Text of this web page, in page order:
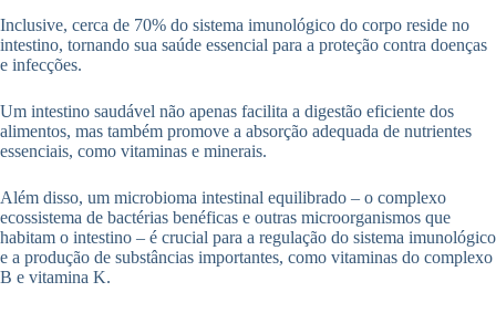
Inclusive, cerca de 70% do sistema imunológico do corpo reside no
intestino, tornando sua saúde essencial para a proteção contra doenças
e infecções.
Um intestino saudável não apenas facilita a digestão eficiente dos
alimentos, mas também promove a absorção adequada de nutrientes
essenciais, como vitaminas e minerais.
Além disso, um microbioma intestinal equilibrado – o complexo
ecossistema de bactérias benéficas e outras microorganismos que
habitam o intestino – é crucial para a regulação do sistema imunológico
e a produção de substâncias importantes, como vitaminas do complexo
B e vitamina K.